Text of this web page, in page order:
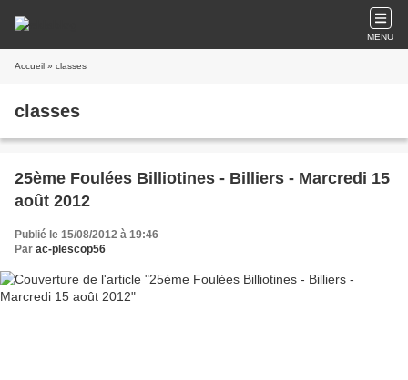
MENU
Accueil » classes
classes
25ème Foulées Billiotines - Billiers - Marcredi 15
août 2012
Publié le 15/08/2012 à 19:46
Par ac-plescop56